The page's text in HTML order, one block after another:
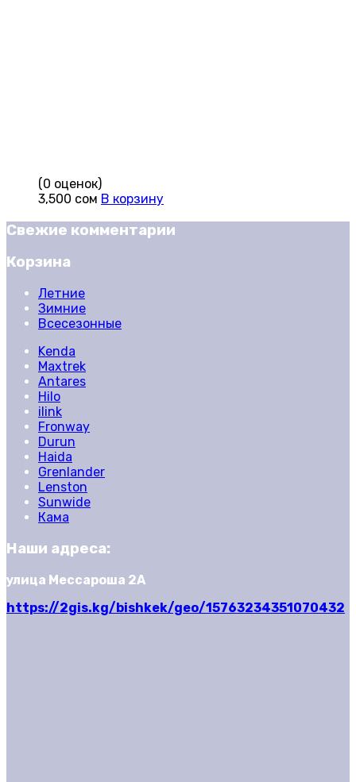
(0 оценок)
3,500 сом В корзину
Свежие комментарии
Корзина
Летние
Зимние
Всесезонные
Kenda
Maxtrek
Antares
Hilo
ilink
Fronway
Durun
Haida
Grenlander
Lenston
Sunwide
Кама
Наши адреса:
улица Мессароша 2А
https://2gis.kg/bishkek/geo/15763234351070432